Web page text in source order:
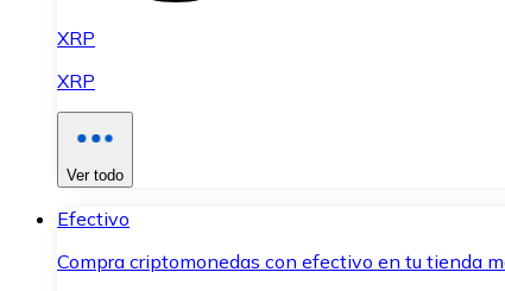
XRP
XRP
Ver todo
Efectivo
Compra criptomonedas con efectivo en tu tienda